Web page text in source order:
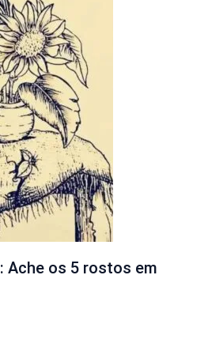
Ache os 5 rostos em